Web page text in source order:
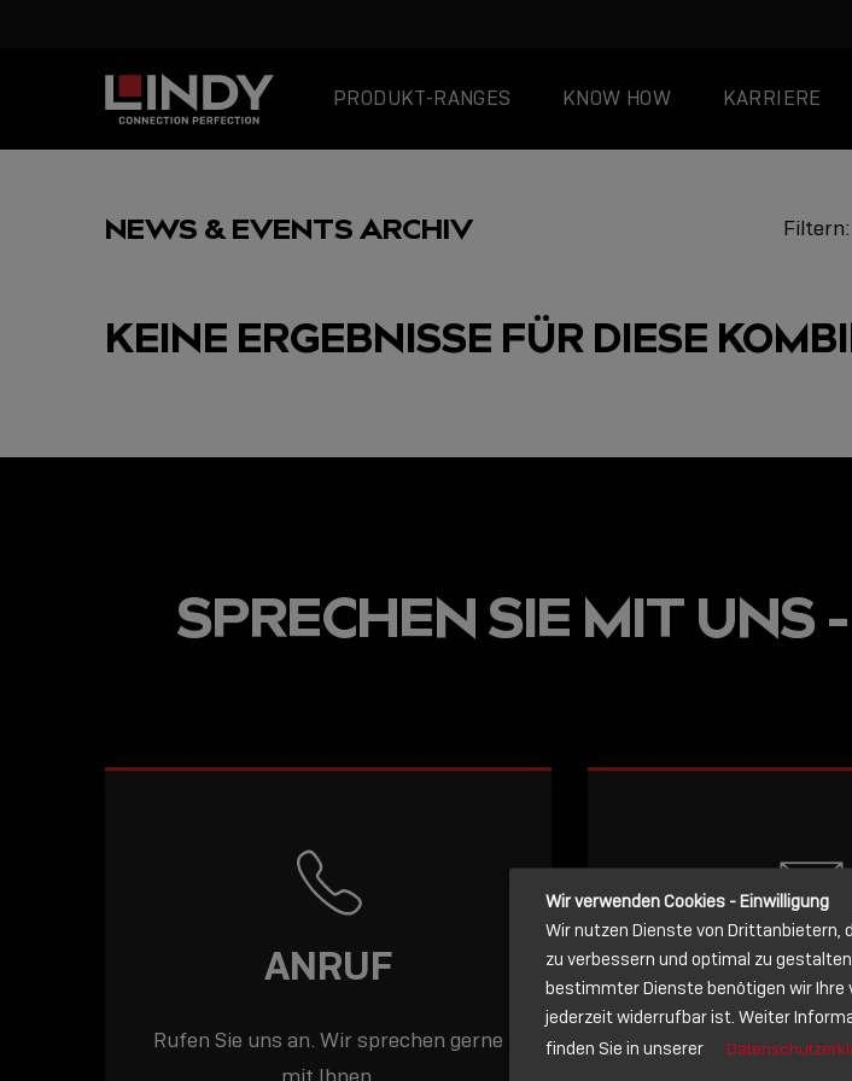
PRODUKT-RANGES KNOW HOW KARRIERE
NEWS & EVENTS ARCHIV Filtern:
USB-C ÜBER LANGE
DISTANZEN: AKTIVE
BIS 15 M
KEINE ERGEBNISSE FÜR DIESE
SPRECHEN SIE MIT UNS
ANRUF
Rufen Sie uns an. Wir sprechen gerne
Schreiben Sie lieber?
Wir verwenden Cookies - Einwilligung
Wir nutzen Dienste von Drittanbietern,
zu verbessern und optimal zu
bestimmter Dienste benötigen wir Ihre
jederzeit widerrufbar ist. Weiter
finden Sie in unserer